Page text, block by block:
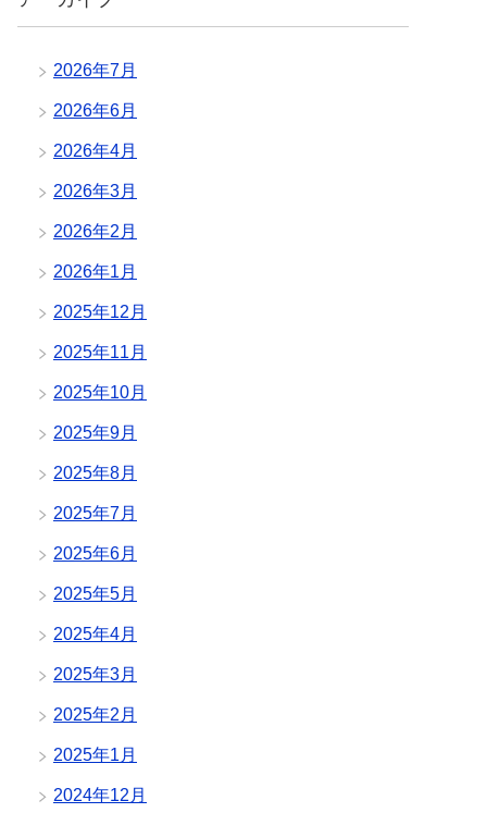
2026年7月
2026年6月
2026年4月
2026年3月
2026年2月
2026年1月
2025年12月
2025年11月
2025年10月
2025年9月
2025年8月
2025年7月
2025年6月
2025年5月
2025年4月
2025年3月
2025年2月
2025年1月
2024年12月